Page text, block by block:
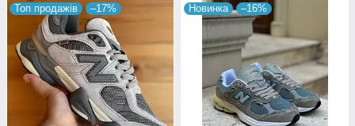
Топ продажів –17% Новинка –16%